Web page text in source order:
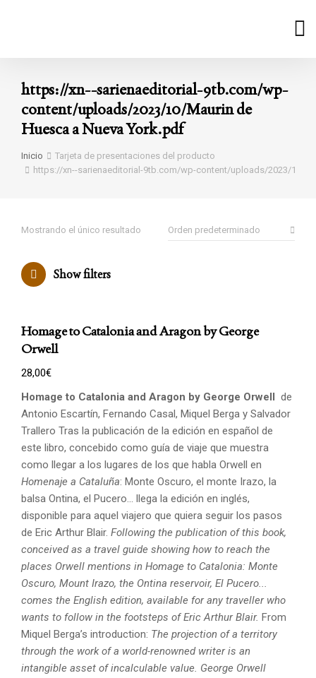
https://xn--sarienaeditorial-9tb.com/wp-
content/uploads/2023/10/Maurin de
Huesca a Nueva York.pdf
Estás aquí:
Inicio
Tarjeta de presentaciones del producto
https://xn--sarienaeditorial-9tb.com/wp-content/uploads/2023/10/
Mostrando el único resultado
Show filters
Homage to Catalonia and Aragon by George
Orwell
28,00€
Homage to Catalonia and Aragon by George Orwell de
Antonio Escartín, Fernando Casal, Miquel Berga y Salvador
Trallero Tras la publicación de la edición en español de
este libro, concebido como guía de viaje que muestra
como llegar a los lugares de los que habla Orwell en
Homenaje a Cataluña: Monte Oscuro, el monte Irazo, la
balsa Ontina, el Pucero... llega la edición en inglés,
disponible para aquel viajero que quiera seguir los pasos
de Eric Arthur Blair. Following the publication of this book,
conceived as a travel guide showing how to reach the
places Orwell mentions in Homage to Catalonia: Monte
Oscuro, Mount Irazo, the Ontina reservoir, El Pucero...
comes the English edition, available for any traveller who
wants to follow in the footsteps of Eric Arthur Blair. From
Miquel Berga’s introduction: The projection of a territory
through the work of a world-renowned writer is an
intangible asset of incalculable value. George Orwell